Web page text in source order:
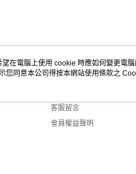
客服資訊
客服留言
會員權益聲明
在電腦上使用 cookie 時應如何變更電
您同意本公司得按本網站使用條款之